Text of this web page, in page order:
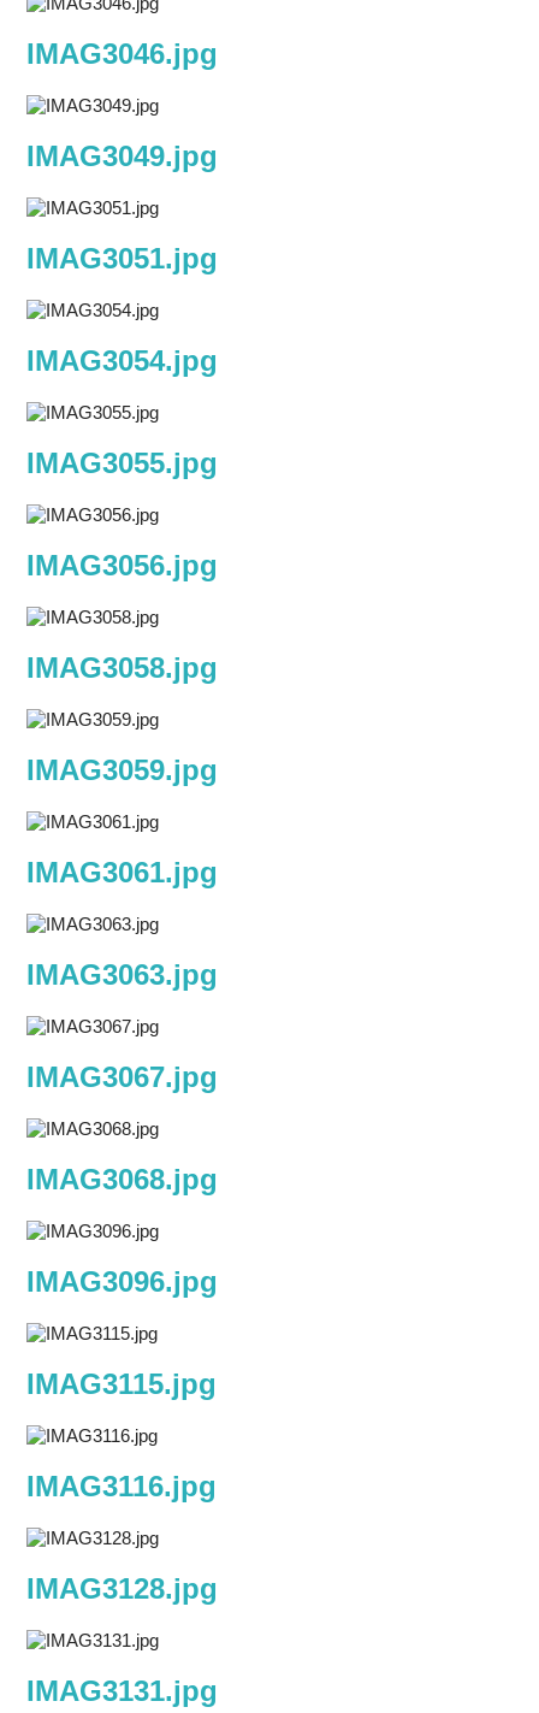
IMAG3046.jpg
IMAG3049.jpg
IMAG3051.jpg
IMAG3054.jpg
IMAG3055.jpg
IMAG3056.jpg
IMAG3058.jpg
IMAG3059.jpg
IMAG3061.jpg
IMAG3063.jpg
IMAG3067.jpg
IMAG3068.jpg
IMAG3096.jpg
IMAG3115.jpg
IMAG3116.jpg
IMAG3128.jpg
IMAG3131.jpg